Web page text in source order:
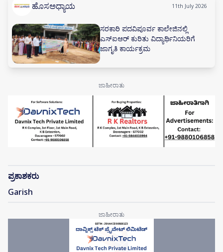
ಹೊಸಅಧ್ಯಾಯ 11th July 2026
ಸರಕಾರಿ ಪದವಿಪೂರ್ವ ಕಾಲೇಜಿನಲ್ಲಿ
ಎಸ್‌ಐಆರ್ ಕುರಿತು ವಿದ್ಯಾರ್ಥಿನಿಯರಿಗೆ
ಜಾಗೃತಿ ಕಾರ್ಯಕ್ರಮ
ಪ್ರಕಾಶಕರು
Garish